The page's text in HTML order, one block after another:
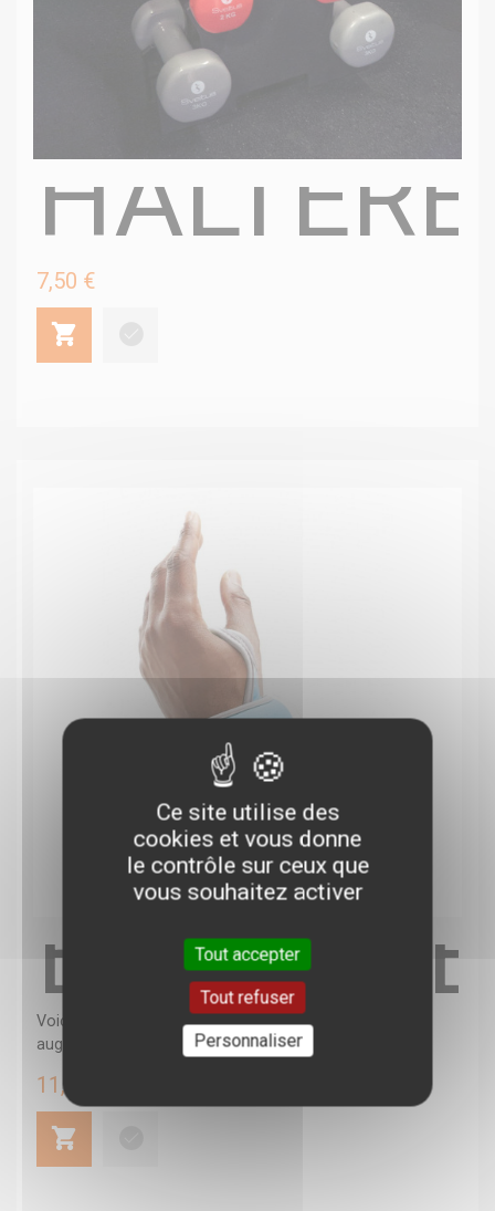
7,50 €
Voici des bracelets lestés à mettre aux poignets pour
augmenter l'intensité de vos...
11,99 €
Ce site utilise des
cookies et vous donne
le contrôle sur ceux que
vous souhaitez activer
Tout accepter
Tout refuser
Personnaliser